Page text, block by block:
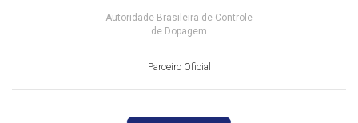
Autoridade Brasileira de Controle
de Dopagem
Parceiro Oficial